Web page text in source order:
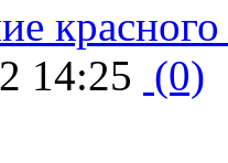
14:25 (0)